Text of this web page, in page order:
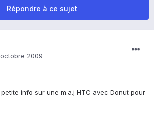
Répondre à ce sujet
2009
info sur une m.a.j HTC avec Donut pour